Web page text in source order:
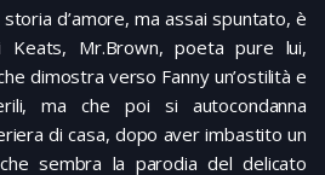
storia d’amore, ma assai spuntato, è
Keats, Mr.Brown, poeta pure lui,
dimostra verso Fanny un’ostilità e
ma che poi si autocondanna
di casa, dopo aver imbastito un
sembra la parodia del delicato